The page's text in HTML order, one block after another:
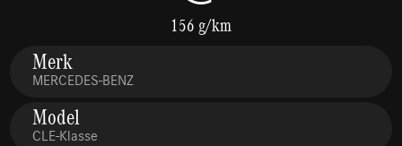
156 g/km
Merk
MERCEDES-BENZ
Model
CLE-Klasse